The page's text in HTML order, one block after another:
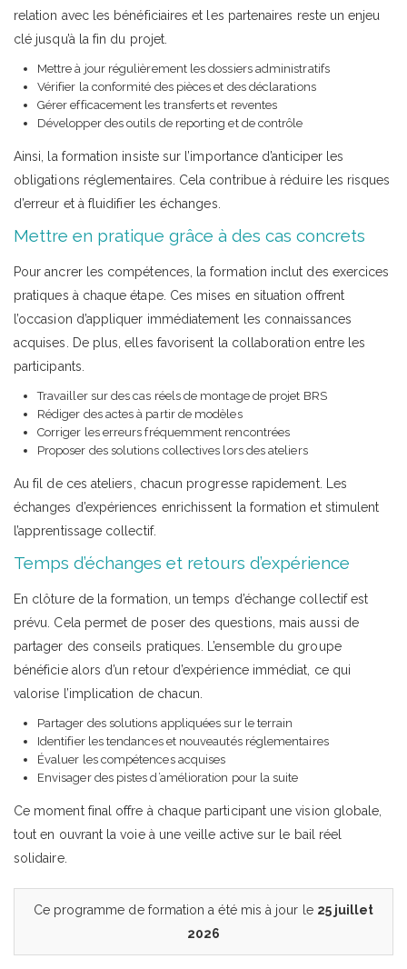
relation avec les bénéficiaires et les partenaires reste un enjeu
clé jusqu’à la fin du projet.
Mettre à jour régulièrement les dossiers administratifs
Vérifier la conformité des pièces et des déclarations
Gérer efficacement les transferts et reventes
Développer des outils de reporting et de contrôle
Ainsi, la formation insiste sur l’importance d’anticiper les
obligations réglementaires. Cela contribue à réduire les risques
d’erreur et à fluidifier les échanges.
Mettre en pratique grâce à des cas concrets
Pour ancrer les compétences, la formation inclut des exercices
pratiques à chaque étape. Ces mises en situation offrent
l’occasion d’appliquer immédiatement les connaissances
acquises. De plus, elles favorisent la collaboration entre les
participants.
Travailler sur des cas réels de montage de projet BRS
Rédiger des actes à partir de modèles
Corriger les erreurs fréquemment rencontrées
Proposer des solutions collectives lors des ateliers
Au fil de ces ateliers, chacun progresse rapidement. Les
échanges d’expériences enrichissent la formation et stimulent
l’apprentissage collectif.
Temps d’échanges et retours d’expérience
En clôture de la formation, un temps d’échange collectif est
prévu. Cela permet de poser des questions, mais aussi de
partager des conseils pratiques. L’ensemble du groupe
bénéficie alors d’un retour d’expérience immédiat, ce qui
valorise l’implication de chacun.
Partager des solutions appliquées sur le terrain
Identifier les tendances et nouveautés réglementaires
Évaluer les compétences acquises
Envisager des pistes d’amélioration pour la suite
Ce moment final offre à chaque participant une vision globale,
tout en ouvrant la voie à une veille active sur le bail réel
solidaire.
Ce programme de formation a été mis à jour le 25 juillet
2026